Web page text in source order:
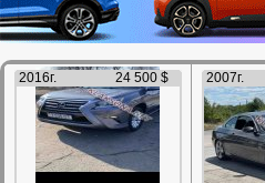
2016г. 24 500 $ 2007г.